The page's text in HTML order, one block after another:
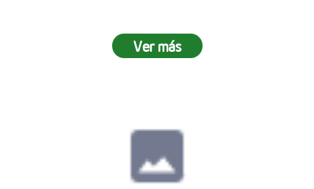
Ver más